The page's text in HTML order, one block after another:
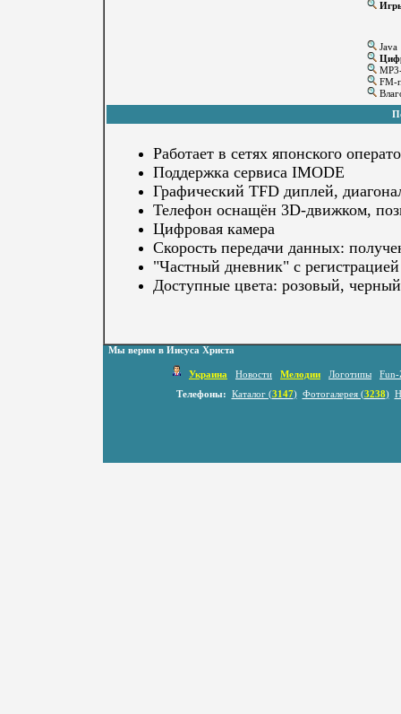
Java
MP3-
FM-
Работает в сетях японского
Поддержка сервиса IMODE
Графический TFD диплей,
Телефон оснащён 3D-движком,
Цифровая камера
Скорость передачи данных:
"Частный дневник" с
Доступные цвета: розовый,
Мы верим в Иисуса Христа
Украина Новости Мелодии Логотипы
Fun-
Телефоны:
Каталог (3147) Фотогалерея (3238)